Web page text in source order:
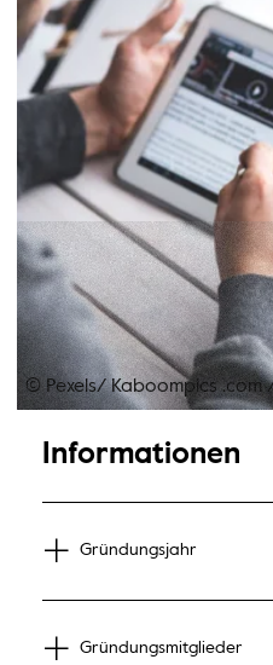
© Pexels/ Kaboompics .com
Informationen
Gründungsjahr
Gründungsmitglieder